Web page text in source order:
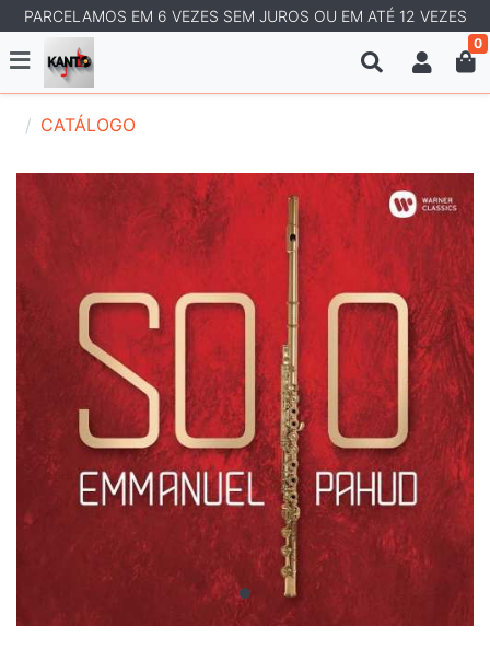
PARCELAMOS EM 6 VEZES SEM JUROS OU EM ATÉ 12 VEZES
0
CATÁLOGO